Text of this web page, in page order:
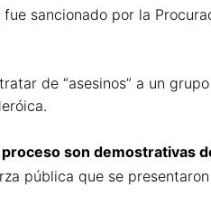
sancionado por la
de “asesinos” a un
son demostrativas
pública que se